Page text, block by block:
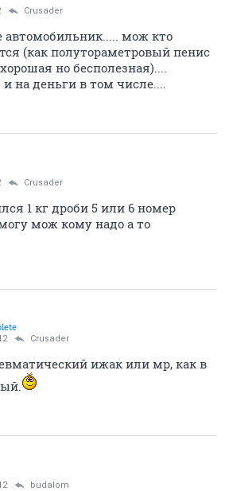
Crusader
автомобильник..... мож кто
(как полутораметровый пенис
но бесполезная)....
на деньги в том числе....
Crusader
1 кг дроби 5 или 6 номер
мож кому надо а то
Crusader
ижак или мр, как в
budalom